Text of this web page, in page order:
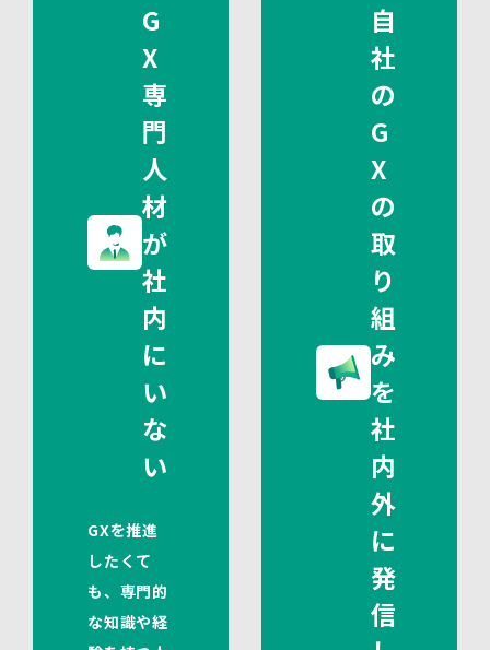
G
X
専
門
人
材
が
社
内
に
い
な
い
GXを推進
したくて
も、専門的
な知識や経
自
社
の
G
X
の
取
り
組
み
を
社
内
外
に
発
信